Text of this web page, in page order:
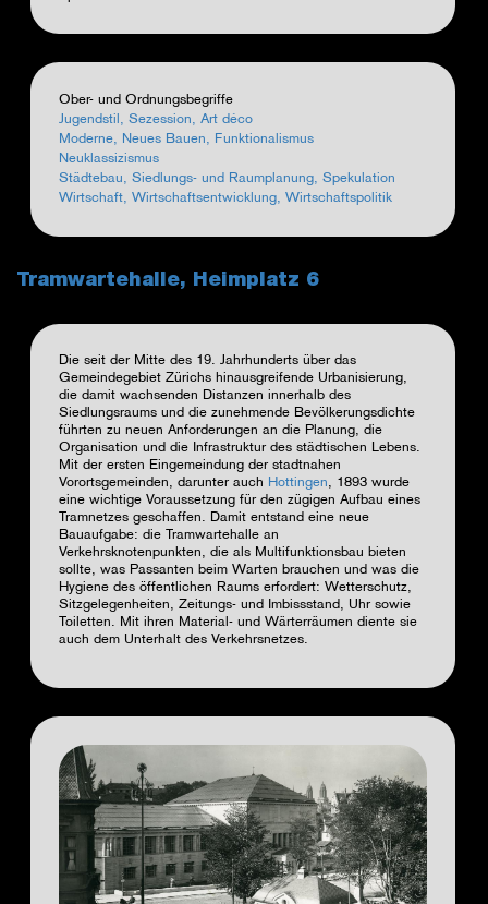
Ober- und Ordnungsbegriffe
Jugendstil, Sezession, Art déco
Moderne, Neues Bauen, Funktionalismus
Neuklassizismus
Städtebau, Siedlungs- und Raumplanung, Spekulation
Wirtschaft, Wirtschaftsentwicklung, Wirtschaftspolitik
Tramwartehalle, Heimplatz 6
Die seit der Mitte des 19. Jahrhunderts über das
Gemeindegebiet Zürichs hinausgreifende Urbanisierung,
die damit wachsenden Distanzen innerhalb des
Siedlungsraums und die zunehmende Bevölkerungsdichte
führten zu neuen Anforderungen an die Planung, die
Organisation und die Infrastruktur des städtischen Lebens.
Mit der ersten Eingemeindung der stadtnahen
Vorortsgemeinden, darunter auch Hottingen, 1893 wurde
eine wichtige Voraussetzung für den zügigen Aufbau eines
Tramnetzes geschaffen. Damit entstand eine neue
Bauaufgabe: die Tramwartehalle an
Verkehrsknotenpunkten, die als Multifunktionsbau bieten
sollte, was Passanten beim Warten brauchen und was die
Hygiene des öffentlichen Raums erfordert: Wetterschutz,
Sitzgelegenheiten, Zeitungs- und Imbissstand, Uhr sowie
Toiletten. Mit ihren Material- und Wärterräumen diente sie
auch dem Unterhalt des Verkehrsnetzes.